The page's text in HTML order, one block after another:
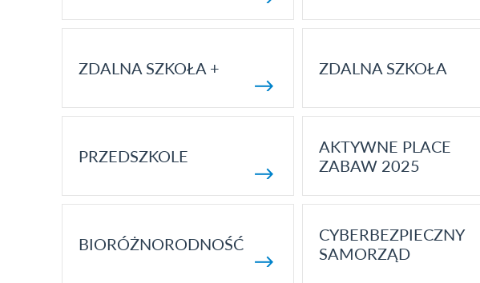
ZDALNA SZKOŁA + ZDALNA SZKOŁA
PRZEDSZKOLE
AKTYWNE PLACE
ZABAW 2025
BIORÓŻNORODNOŚĆ
CYBERBEZPIECZNY
SAMORZĄD